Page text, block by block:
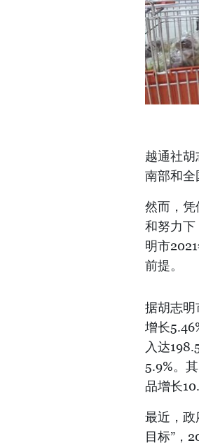
越通社
南部和全
然而，凭
和努力下
明市
前提。
据胡志明
增长
入达
5.9%。
品增长
最近，政
目标”，